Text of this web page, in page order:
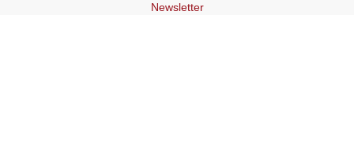
Newsletter